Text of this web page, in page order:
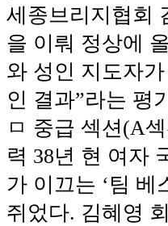
세종브리지협회
을 이뤄 정상에
와 성인 지도자
인 결과”라는 평
ㅁ 중급 섹션(A
력 38년 현 여자
가 이끄는 ‘팀 베
쥐었다. 김혜영